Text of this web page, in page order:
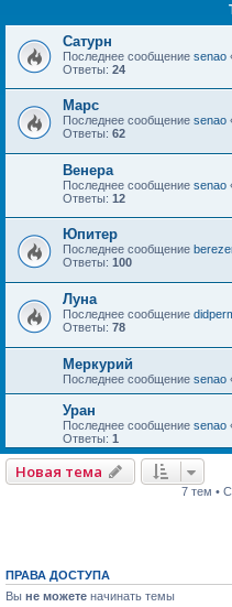
Сатурн
Последнее сообщение senao
Ответы: 24
Марс
Последнее сообщение senao
Ответы: 62
Венера
Последнее сообщение senao
Ответы: 12
Юпитер
Последнее сообщение
Ответы: 100
Луна
Последнее сообщение
Ответы: 78
Меркурий
Последнее сообщение senao
Уран
Последнее сообщение senao
Ответы: 1
Новая тема
7 тем •
ПРАВА ДОСТУПА
Вы не можете начинать темы